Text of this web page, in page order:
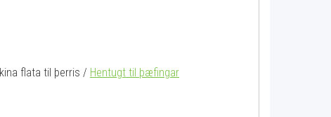
flata til þerris / Hentugt til þæfingar